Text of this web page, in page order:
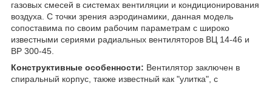
газовых смесей в системах вентиляции и кондиционирования
воздуха. С точки зрения аэродинамики, данная модель
сопоставима по своим рабочим параметрам с широко
известными сериями радиальных вентиляторов ВЦ 14-46 и
ВР 300-45.
Конструктивные особенности: Вентилятор заключен в
спиральный корпус, также известный как "улитка", с